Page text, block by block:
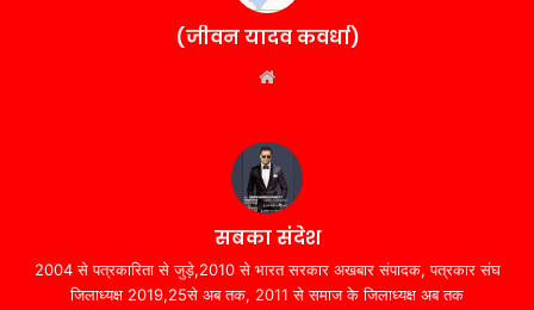
(जीवन यादव कवर्धा)
सबका संदेश
2004 से पत्रकारिता से जुड़े,2010 से भारत सरकार अखबार संपादक, पत्रकार संघ
जिलाध्यक्ष 2019,25से अब तक, 2011 से समाज के जिलाध्यक्ष अब तक